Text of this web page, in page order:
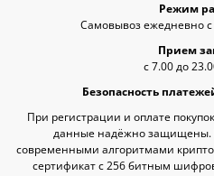
Режим
Самовывоз ежедневно
Прием
с 7.00 до
Безопасность
При регистрации и оплате
данные надёжно
современными алгоритмами
сертификат c 256 битным